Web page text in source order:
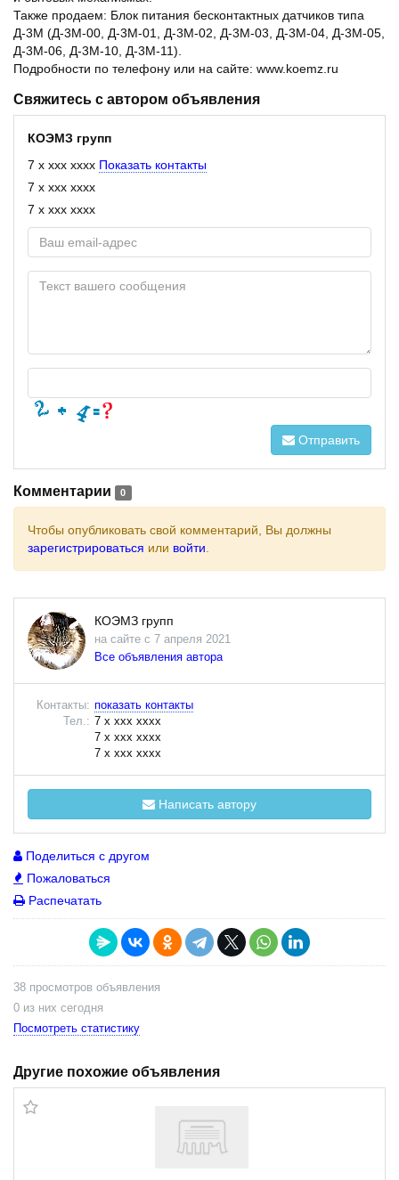
Также продаем: Блок питания бесконтактных датчиков типа
Д-3М (Д-3М-00, Д-3М-01, Д-3М-02, Д-3М-03, Д-3М-04, Д-3М-05,
Д-3М-06, Д-3М-10, Д-3М-11).
Подробности по телефону или на сайте: www.koemz.ru
Свяжитесь с автором объявления
КОЭМЗ групп
7 x xxx xxxx Показать контакты
7 x xxx xxxx
7 x xxx xxxx
Отправить
Комментарии 0
Чтобы опубликовать свой комментарий, Вы должны
зарегистрироваться или войти
КОЭМЗ групп
на сайте с 7 апреля 2021
Все объявления автора
Контакты: показать контакты
Тел.: 7 x xxx xxxx
7 x xxx xxxx
7 x xxx xxxx
Написать автору
Поделиться с другом
Пожаловаться
Распечатать
38 просмотров объявления
0 из них сегодня
Посмотреть статистику
Другие похожие объявления